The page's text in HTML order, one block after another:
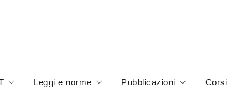
Leggi e norme Pubblicazioni Corsi